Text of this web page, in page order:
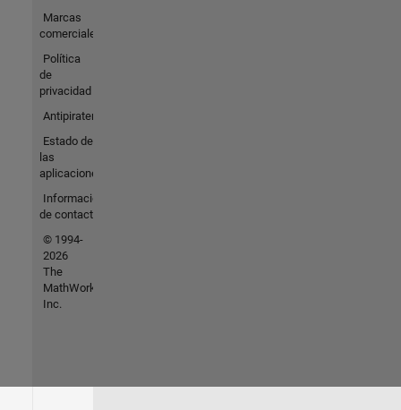
Marcas
comerciales
Política
de
privacidad
Antipiratería
Estado de
las
aplicaciones
Información
de contacto
© 1994-
2026
The
MathWorks,
Inc.